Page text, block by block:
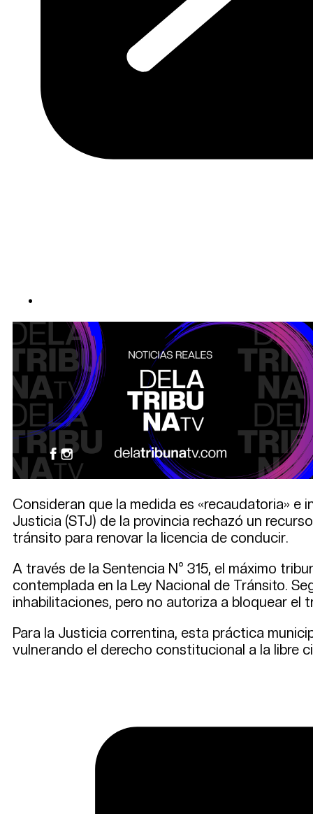
Consideran que la medida es «recaudatoria» e
Justicia (STJ) de la provincia rechazó un
tránsito para renovar la licencia de conducir.
A través de la Sentencia N° 315, el máximo
contemplada en la Ley Nacional de Tránsito.
inhabilitaciones, pero no autoriza a bloquear el
Para la Justicia correntina, esta práctica
vulnerando el derecho constitucional a la libre